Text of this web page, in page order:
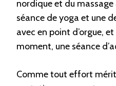
nordique et du massage
séance de yoga et une
avec en point d’orgue,
moment, une séance
Comme tout effort